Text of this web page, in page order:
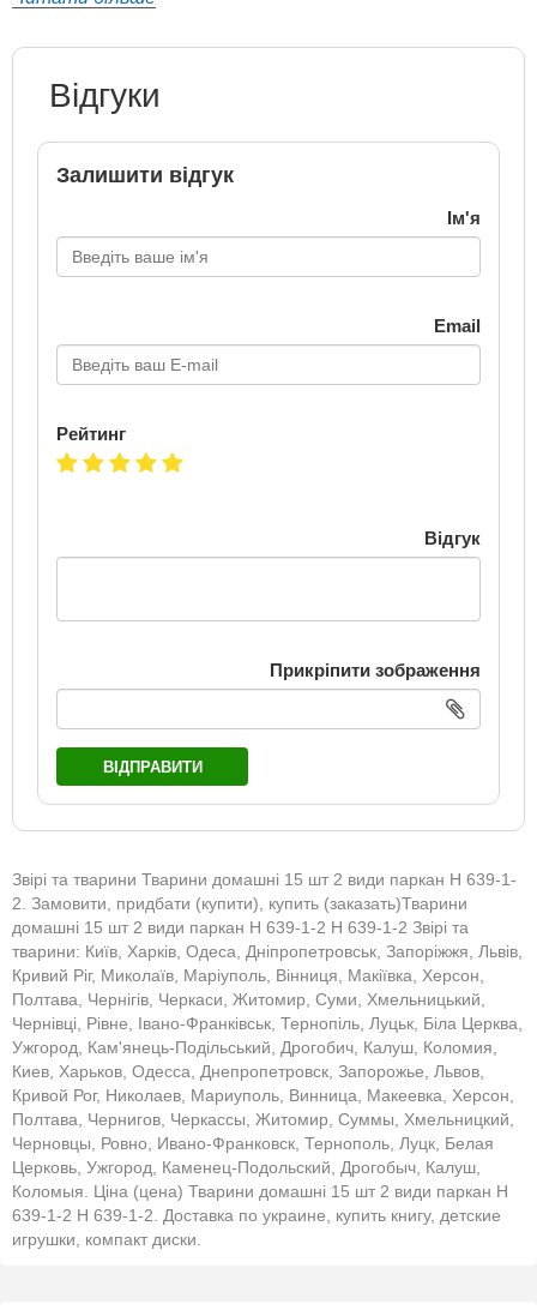
Відгуки
Залишити відгук
Ім'я
Email
Рейтинг
Відгук
Прикріпити зображення
ВІДПРАВИТИ
Звірі та тварини Тварини домашні 15 шт 2 види паркан H 639-1-
2. Замовити, придбати (купити), купить (заказать)Тварини
домашні 15 шт 2 види паркан H 639-1-2 H 639-1-2 Звірі та
тварини: Київ, Харків, Одеса, Дніпропетровськ, Запоріжжя, Львів,
Кривий Ріг, Миколаїв, Маріуполь, Вінниця, Макіївка, Херсон,
Полтава, Чернігів, Черкаси, Житомир, Суми, Хмельницький,
Чернівці, Рівне, Івано-Франківськ, Тернопіль, Луцьк, Біла Церква,
Ужгород, Кам'янець-Подільський, Дрогобич, Калуш, Коломия,
Киев, Харьков, Одесса, Днепропетровск, Запорожье, Львов,
Кривой Рог, Николаев, Мариуполь, Винница, Макеевка, Херсон,
Полтава, Чернигов, Черкассы, Житомир, Суммы, Хмельницкий,
Черновцы, Ровно, Ивано-Франковск, Тернополь, Луцк, Белая
Церковь, Ужгород, Каменец-Подольский, Дрогобыч, Калуш,
Коломыя. Ціна (цена) Тварини домашні 15 шт 2 види паркан H
639-1-2 H 639-1-2. Доставка по украине, купить книгу, детские
игрушки, компакт диски.